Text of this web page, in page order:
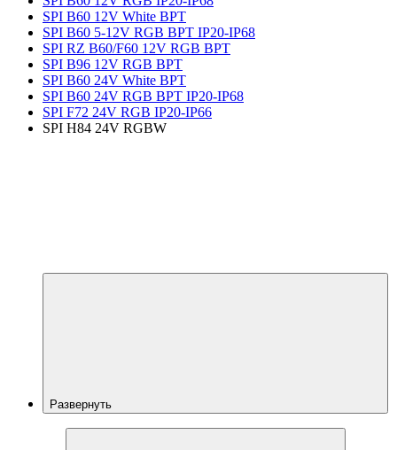
SPI B60 12V White BPT
SPI B60 5-12V RGB BPT IP20-IP68
SPI RZ B60/F60 12V RGB BPT
SPI B96 12V RGB BPT
SPI B60 24V White BPT
SPI B60 24V RGB BPT IP20-IP68
SPI F72 24V RGB IP20-IP66
SPI H84 24V RGBW
Развернуть